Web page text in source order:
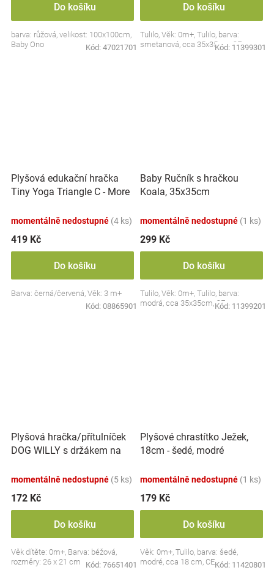
Do košíku
barva: růžová, velikost: 100x100cm,
Baby Ono
Kód: 47021701
Do košíku
Tulilo, Věk: 0m+, Tulilo, barva:
smetanová, cca 35x35cm, CE
Kód: 11399301
Plyšová edukační hračka
Tiny Yoga Triangle C - More
BabyOno
momentálně nedostupné (4 ks)
419 Kč
Do košíku
Barva: černá/červená, Věk: 3 m+
Kód: 08865901
Baby Ručník s hračkou
Koala, 35x35cm
momentálně nedostupné (1 ks)
299 Kč
Do košíku
Tulilo, Věk: 0m+, Tulilo, barva:
modrá, cca 35x35cm, CE
Kód: 11399201
Plyšová hračka/přítulníček
DOG WILLY s držákem na
momentálně nedostupné (5 ks)
172 Kč
Do košíku
Věk dítěte: 0m+, Barva: béžová,
rozměry: 26 x 21 cm
Kód: 76651401
Plyšové chrastítko Ježek,
18cm - šedé, modré
momentálně nedostupné (1 ks)
179 Kč
Do košíku
Věk: 0m+, Tulilo, barva: šedé,
modré, cca 18 cm, CEKód: 11420801